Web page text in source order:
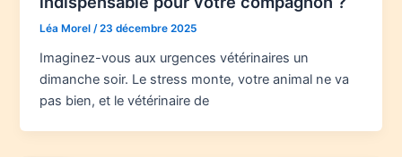
Léa Morel/23 décembre 2025
Imaginez-vous aux urgences vétérinaires un
dimanche soir. Le stress monte, votre animal ne va
pas bien, et le vétérinaire de